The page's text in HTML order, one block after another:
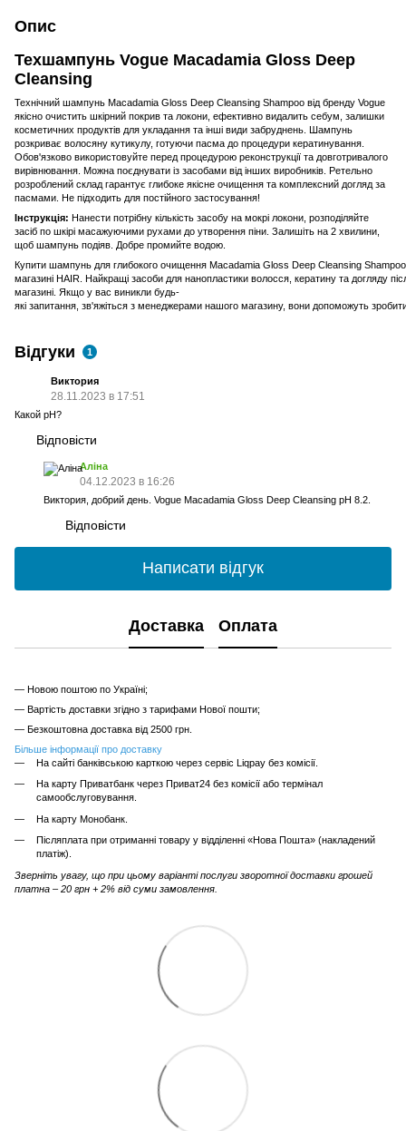
Опис
Техшампунь Vogue Macadamia Gloss Deep
Cleansing
Технічний шампунь Macadamia Gloss Deep Cleansing Shampoo від бренду Vogue
якісно очистить шкірний покрив та локони, ефективно видалить себум, залишки
косметичних продуктів для укладання та інші види забруднень. Шампунь
розкриває волосяну кутикулу, готуючи пасма до процедури кератинування.
Обов'язково використовуйте перед процедурою реконструкції та довготривалого
вирівнювання. Можна поєднувати із засобами від інших виробників. Ретельно
розроблений склад гарантує глибоке якісне очищення та комплексний догляд за
пасмами. Не підходить для постійного застосування!
Інструкція: Нанести потрібну кількість засобу на мокрі локони, розподіляйте
засіб по шкірі масажуючими рухами до утворення піни. Залишіть на 2 хвилини,
щоб шампунь подіяв. Добре промийте водою.
Купити шампунь для глибокого очищення Macadamia Gloss Deep Cleansing Shampoo
магазині HAIR. Найкращі засоби для нанопластики волосся, кератину та догляду
магазині. Якщо у вас виникли будь-
які запитання, зв'яжіться з менеджерами нашого магазину, вони допоможуть
Відгуки 1
Виктория
28.11.2023 в 17:51
Какой pH?
Відповісти
Аліна
04.12.2023 в 16:26
Виктория, добрий день. Vogue Macadamia Gloss Deep Cleansing pH 8.2.
Відповісти
Написати відгук
Доставка Оплата
— Новою поштою по Україні;
— Вартість доставки згідно з тарифами Нової пошти;
— Безкоштовна доставка від 2500 грн.
Більше інформації про доставку
На сайті банківською карткою через сервіс Liqpay без комісії.
На карту Приватбанк через Приват24 без комісії або термінал
самообслуговування.
На карту Монобанк.
Післяплата при отриманні товару у відділенні «Нова Пошта» (накладений
платіж).
Зверніть увагу, що при цьому варіанті послуги зворотної доставки грошей
платна – 20 грн + 2% від суми замовлення.